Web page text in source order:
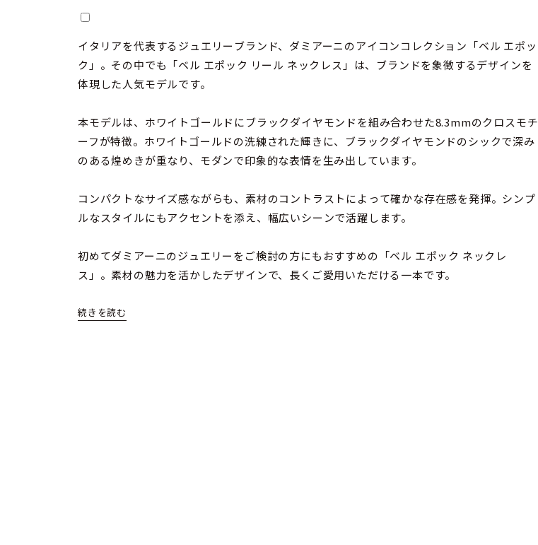
イタリアを代表するジュエリーブランド、ダミアーニのアイコンコレクション「ベル エポッ
ク」。その中でも「ベル エポック リール ネックレス」は、ブランドを象徴するデザインを
体現した人気モデルです。
本モデルは、ホワイトゴールドにブラックダイヤモンドを組み合わせた8.3mmのクロスモチ
ーフが特徴。ホワイトゴールドの洗練された輝きに、ブラックダイヤモンドのシックで深み
のある煌めきが重なり、モダンで印象的な表情を生み出しています。
コンパクトなサイズ感ながらも、素材のコントラストによって確かな存在感を発揮。シンプ
ルなスタイルにもアクセントを添え、幅広いシーンで活躍します。
初めてダミアーニのジュエリーをご検討の方にもおすすめの「ベル エポック ネックレ
ス」。素材の魅力を活かしたデザインで、長くご愛用いただける一本です。